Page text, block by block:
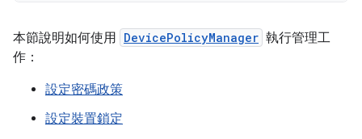
本節說明如何使用 DevicePolicyManager 執行管理工
作：
設定密碼政策
設定裝置鎖定